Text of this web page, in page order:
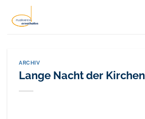
Inhalt
springen
ARCHIV
Lange Nacht der Kirchen